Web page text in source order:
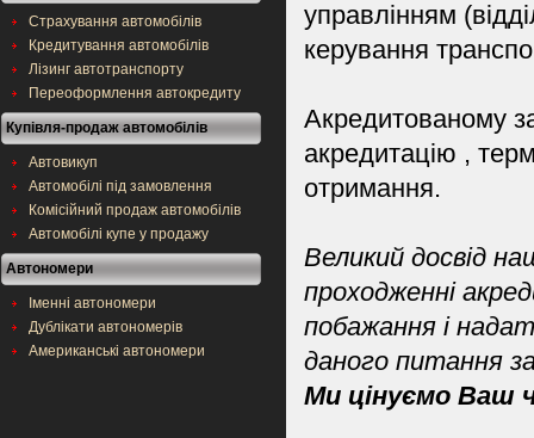
управлінням
керування
Акредитованому
акредитацію ,
отримання.
Великий досвід
проходженні
побажання і
даного питання
Ми цінуємо Ваш
Страхування автомобілів
Кредитування автомобілів
Лізинг автотранспорту
Переоформлення автокредиту
Купівля-продаж автомобілів
Автовикуп
Автомобілі під замовлення
Комісійний продаж автомобілів
Автомобілі купе у продажу
Автономери
Іменні автономери
Дублікати автономерів
Американські автономери